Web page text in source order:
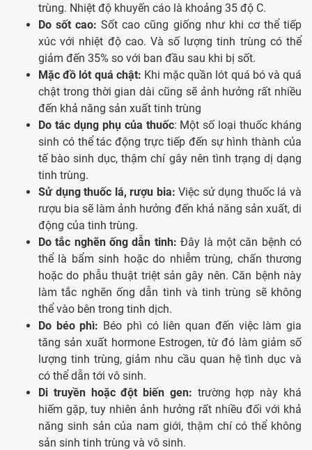
trùng. Nhiệt độ khuyến cáo là khoảng 35 độ C.
Do sốt cao: Sốt cao cũng giống như khi cơ thể tiếp
xúc với nhiệt độ cao. Và số lượng tinh trùng có thể
giảm đến 35% so với ban đầu sau khi bị sốt.
Mặc đồ lót quá chật: Khi mặc quần lót quá bó và quá
chật trong thời gian dài cũng sẽ ảnh hưởng rất nhiều
đến khả năng sản xuất tinh trùng
Do tác dụng phụ của thuốc: Một số loại thuốc kháng
sinh có thể tác động trực tiếp đến sự hình thành của
tế bào sinh dục, thậm chí gây nên tình trạng dị dạng
tinh trùng.
Sử dụng thuốc lá, rượu bia: Việc sử dụng thuốc lá và
rượu bia sẽ làm ảnh hưởng đến khả năng sản xuất, di
động của tinh trùng.
Do tắc nghẽn ống dẫn tinh: Đây là một căn bệnh có
thể là bẩm sinh hoặc do nhiễm trùng, chấn thương
hoặc do phẫu thuật triệt sản gây nên. Căn bệnh này
làm tắc nghẽn ống dẫn tinh và tinh trùng sẽ không
thể vào bên trong tinh dịch.
Do béo phì: Béo phì có liên quan đến việc làm gia
tăng sản xuất hormone Estrogen, từ đó làm giảm số
lượng tinh trùng, giảm nhu cầu quan hệ tình dục và
có thể dẫn tới vô sinh.
Di truyền hoặc đột biến gen: trường hợp này khá
hiếm gặp, tuy nhiên ảnh hưởng rất nhiều đối với khả
năng sinh sản của nam giới, thậm chí có thể không
sản sinh tinh trùng và vô sinh.